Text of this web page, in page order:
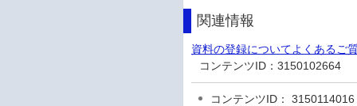
関連情報
資料の登録についてよくあるご
コンテンツID：3150102664
コンテンツID： 3150114016